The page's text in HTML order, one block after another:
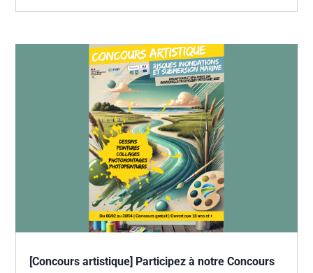
[Concours artistique] Participez à notre Concours